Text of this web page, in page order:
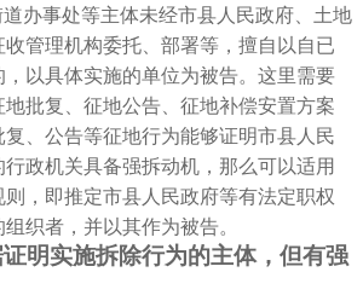
办事处等主体未经市县人民政府、土地
管理机构委托、部署等，擅自以自已
以具体实施的单位为被告。这里需要
批复、征地公告、征地补偿安置方案
、公告等征地行为能够证明市县人民
政机关具备强拆动机，那么可以适用
，即推定市县人民政府等有法定职权
织者，并以其作为被告。
明实施拆除行为的主体， 但有强